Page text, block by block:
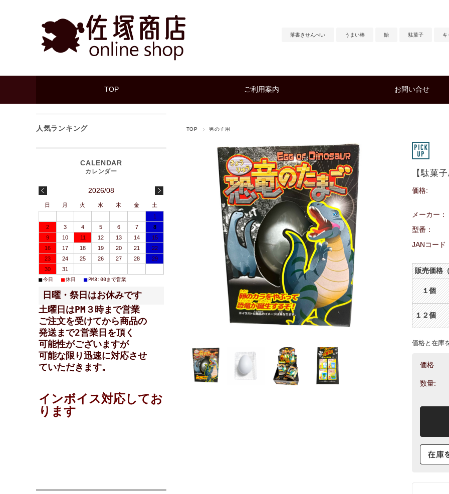
落書きせんべい うまい棒 飴 駄菓子 キ
TOP ご利用案内 お問い合せ
TOP 男の子用
【駄菓
価格:
メーカー：
型番：
JANコード
販売価格
１個
１２個
価格と在庫
価格:
数量:
人気ランキング
2026/08
日 月 火 水 木 金
土
1
2
3 4 5 6 7
8
9
10 11 12 13 14
15
16
17 18 19 20 21
22
23
24 25 26 27 28
29
30
31
■今日 ■休日 ■ PM3:00まで営業
日曜・祭日はお休みです
土曜日はPM３時まで営業
ご注文を受けてから商品の
発送まで2営業日を頂く
可能性がございますが
可能な限り迅速に対応させ
ていただきます。
インボイス対応してお
ります